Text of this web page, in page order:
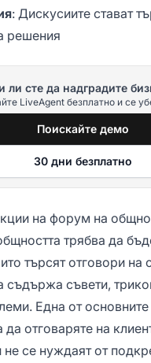
: Дискусиите стават
решения
ли сте да надградите
LiveAgent безплатно и се
Поискайте демо
30 дни безплатно
на форум на
трябва да
търсят отговори на
съдържа съвети,
Една от
да отговаряте на
не се нуждаят от